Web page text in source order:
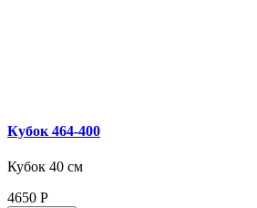
Кубок 464‑400
Кубок 40 см
4650 Р